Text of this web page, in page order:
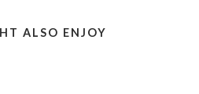
ALSO ENJOY